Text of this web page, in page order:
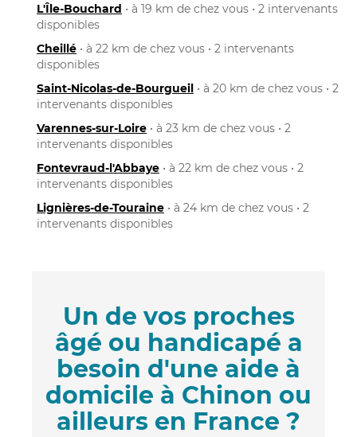
L'Île-Bouchard • à 19 km de chez vous • 2 intervenants
disponibles
Cheillé • à 22 km de chez vous • 2 intervenants
disponibles
Saint-Nicolas-de-Bourgueil • à 20 km de chez vous • 2
intervenants disponibles
Varennes-sur-Loire • à 23 km de chez vous • 2
intervenants disponibles
Fontevraud-l'Abbaye • à 22 km de chez vous • 2
intervenants disponibles
Lignières-de-Touraine • à 24 km de chez vous • 2
intervenants disponibles
Un de vos proches
âgé ou handicapé a
besoin d'une aide à
domicile à Chinon ou
ailleurs en France ?